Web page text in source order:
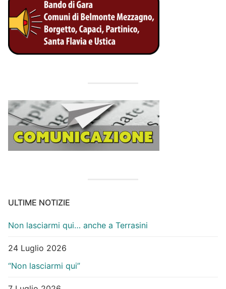
ULTIME NOTIZIE
Non lasciarmi qui… anche a Terrasini
24 Luglio 2026
“Non lasciarmi qui”